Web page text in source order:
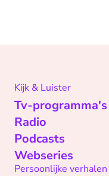
Kijk & Luister
Tv-programma's
Radio
Podcasts
Webseries
Persoonlijke verhalen